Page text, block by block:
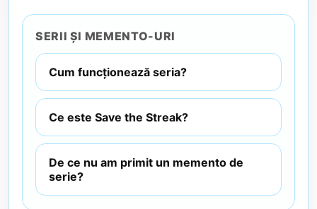
SERII ȘI MEMENTO-URI
Cum funcționează seria?
Ce este Save the Streak?
De ce nu am primit un memento de
serie?